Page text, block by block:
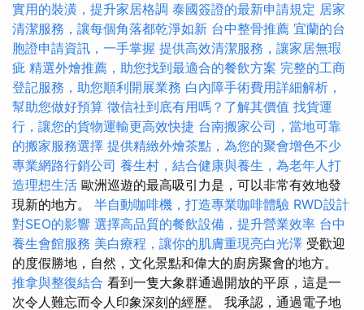
實用的裝潢，提升家居格調 泰國簽證的最新申請規定 居家
清潔服務，讓每個角落都乾淨如新 台中整骨推薦 宜蘭的台
胞證申請資訊，一手掌握 提供高效清潔服務，讓家居無瑕
疵 精選外燴推薦，助您找到最適合的餐飲方案 完整的工商
登記服務，助您順利開展業務 白內障手術費用詳細解析，
幫助您做好預算 徵信社到底有用嗎？了解其價值 找貨運
行，讓您的貨物運輸更高效快捷 台南搬家公司，當地可靠
的搬家服務選擇 提供精緻外燴茶點，為您的聚會增色不少
專業網路行銷公司 養生村，結合健康與養生，為老年人打
造理想生活 歐洲巡遊的最高吸引力是，可以非常有效地發
現新的地方。 半自動咖啡機，打造專業咖啡體驗 RWD設計
對SEO的影響 選擇高品質的餐飲設備，提升營業效率 台中
養生會館服務 美白療程，讓你的肌膚重現亮白光澤 受歡迎
的度假勝地，自然，文化景點和偉大的廚房聚會的地方。
推拿與整復結合 看到一隻大象群通過開放的平原，這是一
次令人難忘而令人印象深刻的經歷。 我承認，通過電子地